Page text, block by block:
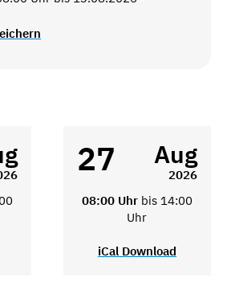
27 Aug
2026
08:00 Uhr bis 14:00
Uhr
iCal Download